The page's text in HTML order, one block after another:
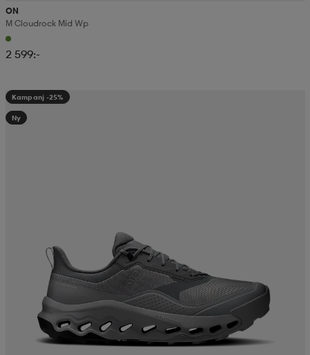
ON
M Cloudrock Mid Wp
2 599:-
Kampanj -25%
Ny